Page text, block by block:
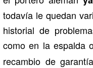
todavía le quedan
historial de
como en la espalda
recambio de